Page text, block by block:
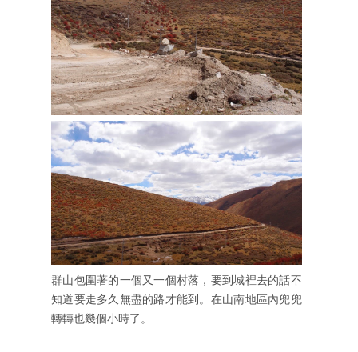
群山包圍著的一個又一個村落，要到城裡去的話不
知道要走多久無盡的路才能到。在山南地區內兜兜
轉轉也幾個小時了。